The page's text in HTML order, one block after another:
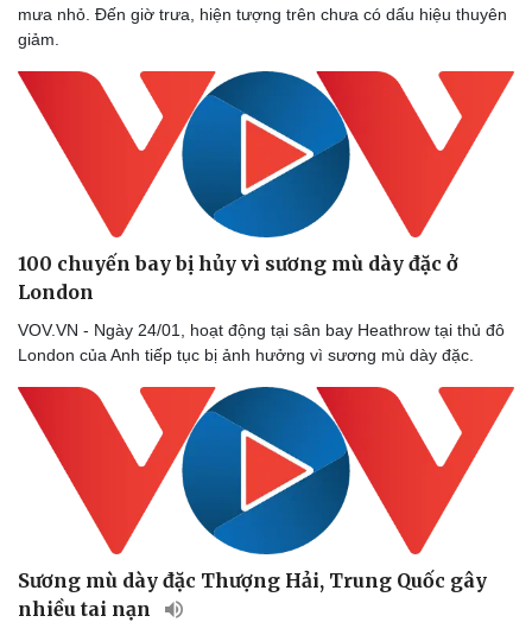
Lịch thi đấu bóng đá
Thế giới thể thao
eSports
Ô tô
Tư vấn
mưa nhỏ. Đến giờ trưa, hiện tượng trên chưa có dấu hiệu thuyên
giảm.
100 chuyến bay bị hủy vì sương mù dày đặc ở
London
VOV.VN - Ngày 24/01, hoạt động tại sân bay Heathrow tại thủ đô
London của Anh tiếp tục bị ảnh hưởng vì sương mù dày đặc.
Sương mù dày đặc Thượng Hải, Trung Quốc gây
nhiều tai nạn